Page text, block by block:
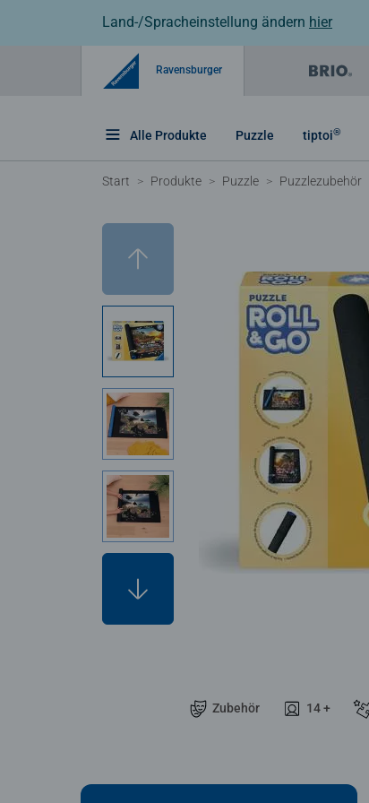
Land-/Spracheinstellung ändern hier
Ravensburger
Alle Produkte Puzzle tiptoi®
Start Produkte Puzzle Puzzlezubehör
Zubehör 14 +